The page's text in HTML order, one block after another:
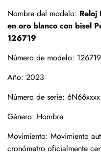
Nombre del modelo: Reloj
en oro blanco con bisel
126719
Número de modelo:
Año: 2023
Número de serie: 6N66xxxx
Género: Hombre
Movimiento: Movimiento
cronómetro oficialmente